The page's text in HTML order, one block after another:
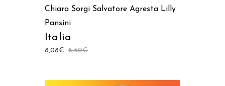
Chiara Sorgi Salvatore Agresta Lilly
Pansini
Italia
8,50€
8,08€